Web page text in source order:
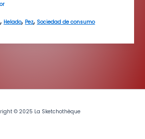
, Helado, Pez, Sociedad de consumo
© 2025 La Sketchothèque